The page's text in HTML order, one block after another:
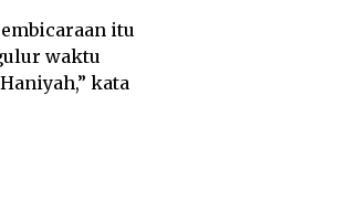
itu
waktu
kata